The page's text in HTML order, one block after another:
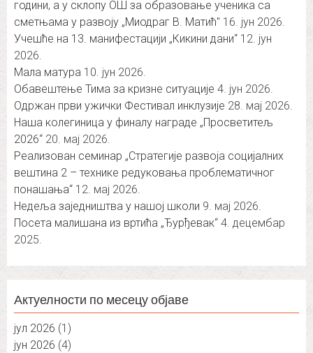
години, а у склопу ОШ за образовање ученика са
сметњама у развоју „Миодраг В. Матић″ 16. јун 2026.
Учешће на 13. манифестацији „Кикини дани“ 12. јун
2026.
Мала матура 10. јун 2026.
Обавештење Тима за кризне ситуације 4. јун 2026.
Одржан први ужички Фестивал инклузије 28. мај 2026.
Наша колегиница у финалу награде „Просветитељ
2026“ 20. мај 2026.
Реализован семинар „Стратегије развоја социјалних
вештина 2 – технике редуковања проблематичног
понашања“ 12. мај 2026.
Недеља заједништва у нашој школи 9. мај 2026.
Посета малишана из вртића „Ђурђевак“ 4. децембар
2025.
Актуелности по месецу објаве
јул 2026 (1)
јун 2026 (4)